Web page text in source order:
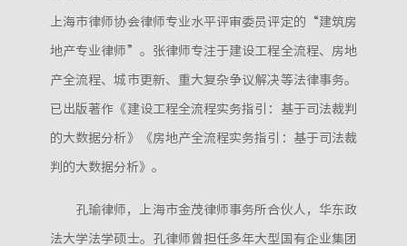
上海市律师协会律师专业水平评审委员评定的“建筑房
地产专业律师”。张律师专注于建设工程全流程、房地
产全流程、城市更新、重大复杂争议解决等法律事务。
已出版著作《建设工程全流程实务指引：基于司法裁判
的大数据分析》《房地产全流程实务指引：基于司法裁
判的大数据分析》。
孔瑜律师，上海市金茂律师事务所合伙人，华东政
法大学法学硕士。孔律师曾担任多年大型国有企业集团